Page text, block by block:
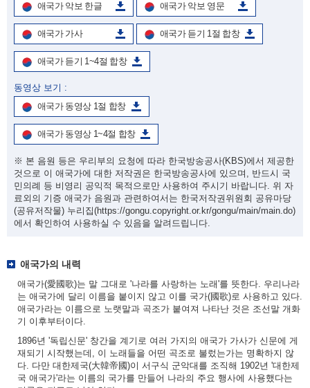
애국가 악보 한글
애국가 악보 영문
애국가 가사 애국가 듣기 1절 합창
애국가 듣기 1~4절 합창
동영상 보기 :
애국가 동영상 1절 합창
애국가 동영상 1~4절 합창
※ 본 음원 등은 우리부의 요청에 따라 한국방송공사(KBS)에서 제공한
것으로 이 애국가에 대한 저작권은 한국방송공사에 있으며, 반드시 국
민의례 등 비영리 공익적 목적으로만 사용하여 주시기 바랍니다. 위 자
료외의 기증 애국가 음원과 관련하여서는 한국저작권위원회 공유마당
(공유저작물) 누리집(https://gongu.copyright.or.kr/gongu/main/main.do)
에서 확인하여 사용하실 수 있음을 알려드립니다.
애국가의 내력
애국가(愛國歌)는 말 그대로 '나라를 사랑하는 노래'를 뜻한다. 우리나라
는 애국가에 달리 이름을 붙이지 않고 이를 국가(國歌)로 사용하고 있다.
애국가라는 이름으로 노랫말과 곡조가 붙여져 나타난 것은 조선말 개화
기 이후부터이다.
1896년 '독립신문' 창간을 계기로 여러 가지의 애국가 가사가 신문에 게
재되기 시작했는데, 이 노래들을 어떤 곡조로 불렀는가는 명확하지 않
다. 다만 대한제국(大韓帝國)이 서구식 군악대를 조직해 1902년 '대한제
국 애국가'라는 이름의 국가를 만들어 나라의 주요 행사에 사용했다는